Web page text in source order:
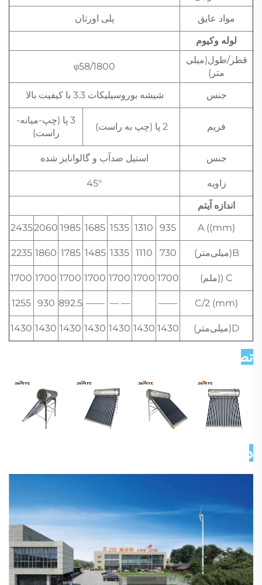
مواد عایق
پلی اورتان
لوله وکیوم
قطر/طول(میلی
متر)
φ58/1800
جنس شیشه بوروسیلیکات 3.3 با کیفیت بالا
فریم 2 پا (چپ به راست)
3 پا (چپ-میانه-
راست)
جنس استیل ضدآب و گالوانایز شده
زاویه
45°
اندازه آیتم
A ((mm)
935
1310
1535
1685
1985
2060
2435
B(میلی‌متر) 730
1110
1335
1485
1785
1860
2235
C ((ملم) 1700
1700
1700
1700
1700
1700
1700
C/2 (mm)
——
— —
——
892.5
930
1255
D(میلی‌متر) 1430
1430
1430
1430
1430
1430
1430
تصاویر دقیق
درباره ما